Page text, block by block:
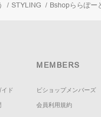
/ STYLING / Bshopららぽー
イド
MEMBERS
ビショップメンバーズ
会員利用規約